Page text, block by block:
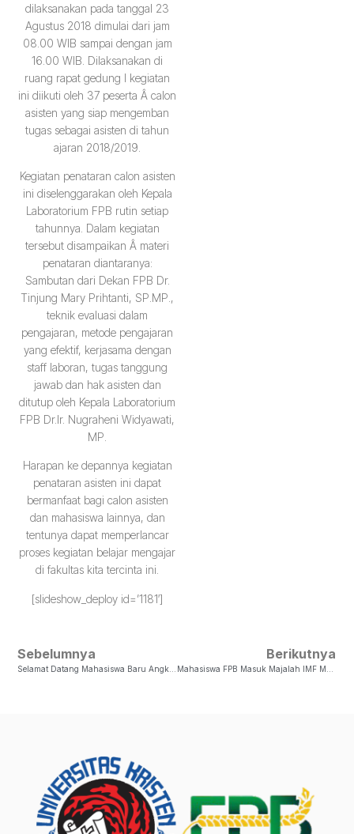
dilaksanakan pada tanggal 23
Agustus 2018 dimulai dari jam
08.00 WIB sampai dengan jam
16.00 WIB. Dilaksanakan di
ruang rapat gedung I kegiatan
ini diikuti oleh 37 peserta Â calon
asisten yang siap mengemban
tugas sebagai asisten di tahun
ajaran 2018/2019.
Kegiatan penataran calon asisten
ini diselenggarakan oleh Kepala
Laboratorium FPB rutin setiap
tahunnya. Dalam kegiatan
tersebut disampaikan Â materi
penataran diantaranya:
Sambutan dari Dekan FPB Dr.
Tinjung Mary Prihtanti, SP.MP.,
teknik evaluasi dalam
pengajaran, metode pengajaran
yang efektif, kerjasama dengan
staff laboran, tugas tanggung
jawab dan hak asisten dan
ditutup oleh Kepala Laboratorium
FPB Dr.Ir. Nugraheni Widyawati,
MP.
Harapan ke depannya kegiatan
penataran asisten ini dapat
bermanfaat bagi calon asisten
dan mahasiswa lainnya, dan
tentunya dapat memperlancar
proses kegiatan belajar mengajar
di fakultas kita tercinta ini.
[slideshow_deploy id=’1181′]
Sebelumnya Berikutnya